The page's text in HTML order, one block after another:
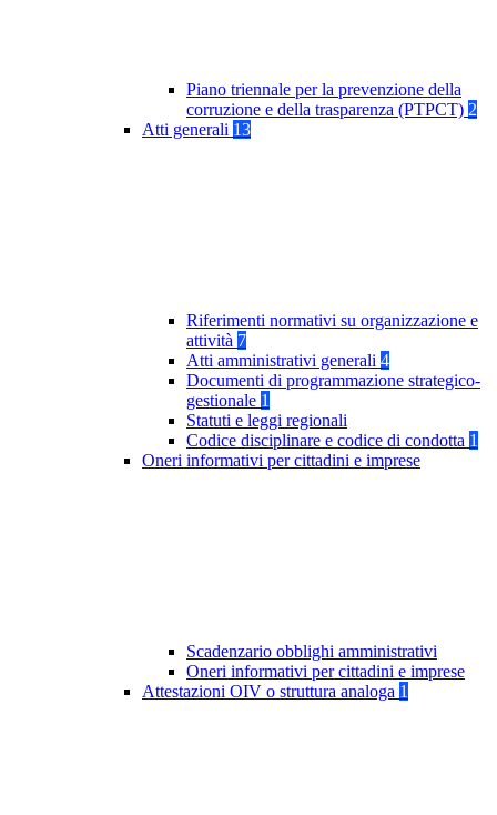
Piano triennale per la prevenzione della
corruzione e della trasparenza (PTPCT) 2
Atti generali 13
Riferimenti normativi su organizzazione e
attività 7
Atti amministrativi generali 4
Documenti di programmazione strategico-
gestionale 1
Statuti e leggi regionali
Codice disciplinare e codice di condotta 1
Oneri informativi per cittadini e imprese
Scadenzario obblighi amministrativi
Oneri informativi per cittadini e imprese
Attestazioni OIV o struttura analoga 1